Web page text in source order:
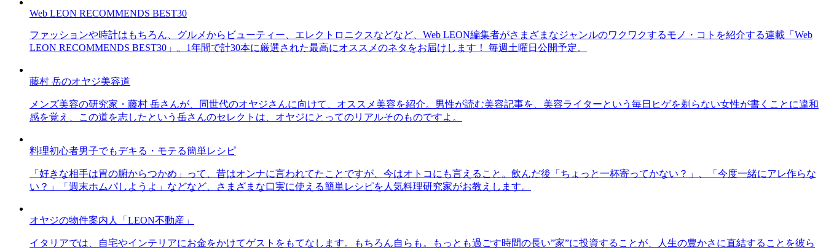
Web LEON RECOMMENDS BEST30
ファッションや時計はもちろん、グルメからビューティー、エレクトロニクスなどなど、Web LEON編集者がさまざまなジャンルのワクワクするモノ・コトを紹介する連載「Web
LEON RECOMMENDS BEST30」。1年間で計30本に厳選された最高にオススメのネタをお届けします！ 毎週土曜日公開予定。
藤村 岳のオヤジ美容道
メンズ美容の研究家・藤村 岳さんが、同世代のオヤジさんに向けて、オススメ美容を紹介。男性が読む美容記事を、美容ライターという毎日ヒゲを剃らない女性が書くことに違和
感を覚え、この道を志したという岳さんのセレクトは、オヤジにとってのリアルそのものですよ。
料理初心者男子でもデキる・モテる簡単レシピ
「好きな相手は胃の腑からつかめ」って、昔はオンナに言われてたことですが、今はオトコにも言えること。飲んだ後「ちょっと一杯寄ってかない？」、「今度一緒にアレ作らな
い？」「週末ホムパしようよ」などなど、さまざまな口実に使える簡単レシピを人気料理研究家がお教えします。
オヤジの物件案内人「LEON不動産」
イタリアでは、自宅やインテリアにお金をかけてゲストをもてなします。もちろん自らも。もっとも過ごす時間の長い”家”に投資することが、人生の豊かさに直結することを彼ら